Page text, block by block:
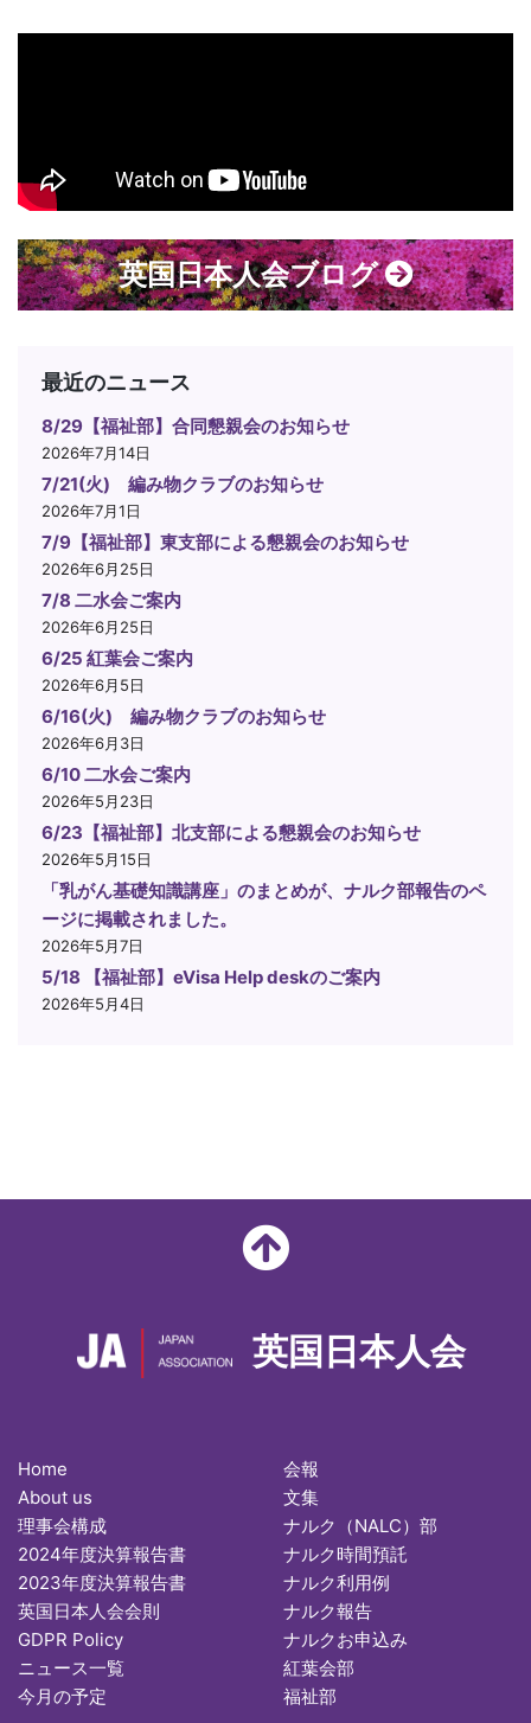
英国日本人会ブログ
最近のニュース
8/29【福祉部】合同懇親会のお知らせ
2026年7月14日
7/21(火) 編み物クラブのお知らせ
2026年7月1日
7/9【福祉部】東支部による懇親会のお知らせ
2026年6月25日
7/8 二水会ご案内
2026年6月25日
6/25 紅葉会ご案内
2026年6月5日
6/16(火) 編み物クラブのお知らせ
2026年6月3日
6/10 二水会ご案内
2026年5月23日
6/23【福祉部】北支部による懇親会のお知らせ
2026年5月15日
「乳がん基礎知識講座」のまとめが、ナルク部報告のペ
ージに掲載されました。
2026年5月7日
5/18 【福祉部】eVisa Help deskのご案内
2026年5月4日
英国日本人会
Home
About us
理事会構成
2024年度決算報告書
2023年度決算報告書
英国日本人会会則
GDPR Policy
ニュース一覧
今月の予定
会報
文集
ナルク（NALC）部
ナルク時間預託
ナルク利用例
ナルク報告
ナルクお申込み
紅葉会部
福祉部